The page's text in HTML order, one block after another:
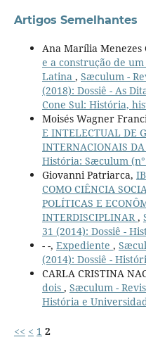
Artigos Semelhantes
Ana Marília Menezes
e a construção de
Latina , Sæculum -
(2018): Dossiê - As
Cone Sul: História,
Moisés Wagner
E INTELECTUAL DE
INTERNACIONAIS DA
História: Sæculum
Giovanni Patriarca,
COMO CIÊNCIA
POLÍTICAS E
INTERDISCIPLINAR ,
31 (2014): Dossiê -
- -, Expediente ,
(2014): Dossiê -
CARLA CRISTINA
dois , Sæculum -
História e
<< < 1 2